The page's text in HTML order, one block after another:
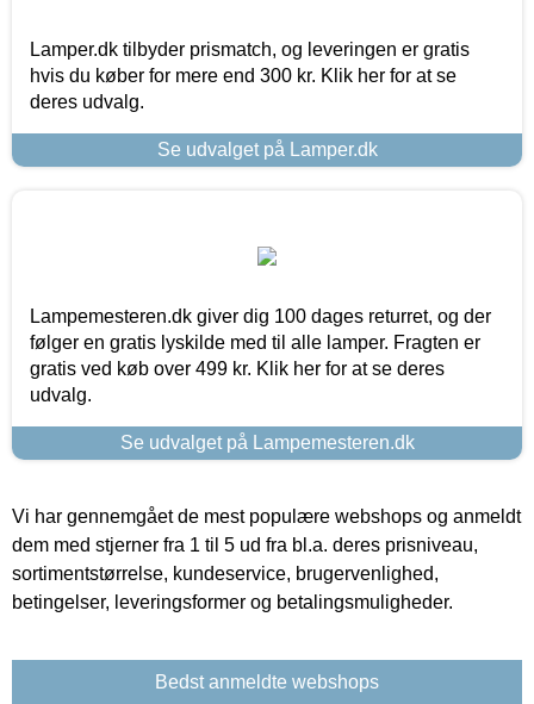
Lamper.dk tilbyder prismatch, og leveringen er gratis
hvis du køber for mere end 300 kr. Klik her for at se
deres udvalg.
Se udvalget på Lamper.dk
Lampemesteren.dk giver dig 100 dages returret, og der
følger en gratis lyskilde med til alle lamper. Fragten er
gratis ved køb over 499 kr. Klik her for at se deres
udvalg.
Se udvalget på Lampemesteren.dk
Vi har gennemgået de mest populære webshops og anmeldt
dem med stjerner fra 1 til 5 ud fra bl.a. deres prisniveau,
sortimentstørrelse, kundeservice, brugervenlighed,
betingelser, leveringsformer og betalingsmuligheder.
Bedst anmeldte webshops